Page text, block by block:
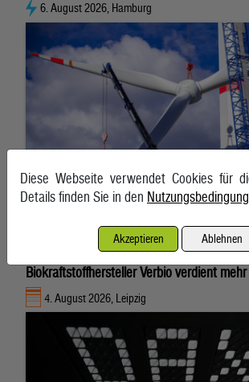
6. August 2026, Hamburg
Biokraftstoffhersteller Verbio verdient
4. August 2026, Leipzig
Diese Webseite verwendet Cookies für
Details finden Sie in den
Akzeptieren Ablehnen